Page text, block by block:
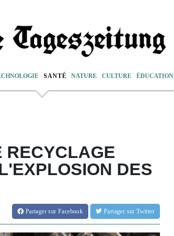
SANTÉ NATURE CULTURE ÉDUCATION
RECYCLAGE
DES
Partagersur Facebook Partager sur Twitter